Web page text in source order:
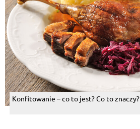
Konfitowanie – co to jest? Co to znaczy?